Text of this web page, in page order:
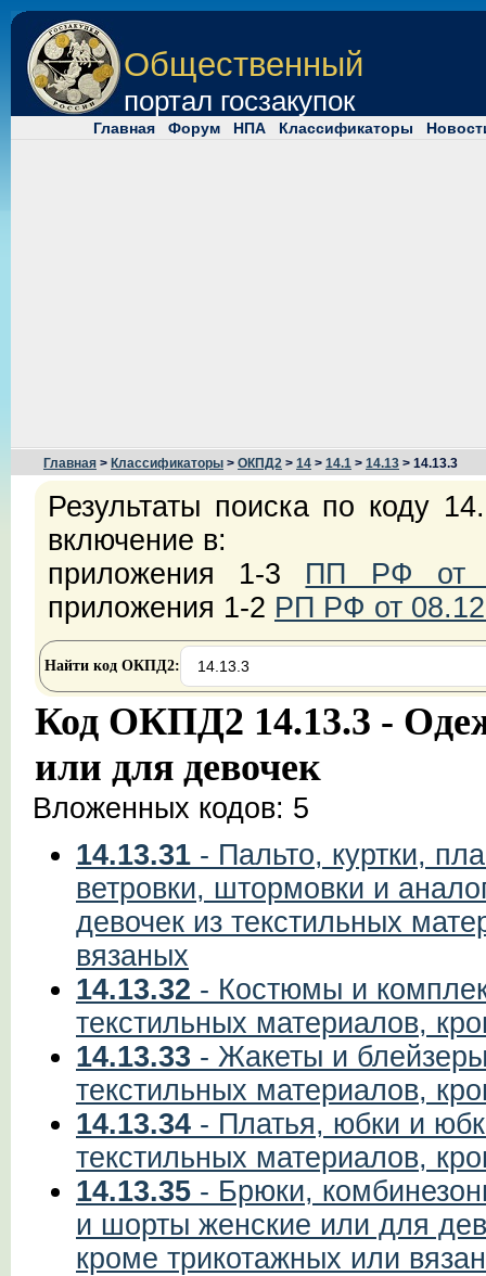
Общественный
портал госзакупок
Главная Форум НПА Классификаторы
Главная > Классификаторы > ОКПД2 > 14 > 14.1 > 14.13 > 14.13.3
Результаты поиска по коду
включение в:
приложения 1-3 ПП РФ от
приложения 1-2 РП РФ от
Найти код ОКПД2:
Код ОКПД2 14.13.3 -
или для девочек
Вложенных кодов: 5
14.13.31 - Пальто, куртки,
ветровки, штормовки и
девочек из текстильных
вязаных
14.13.32 - Костюмы и
текстильных материалов,
14.13.33 - Жакеты и
текстильных материалов,
14.13.34 - Платья, юбки и
текстильных материалов,
14.13.35 - Брюки,
и шорты женские или для
кроме трикотажных или